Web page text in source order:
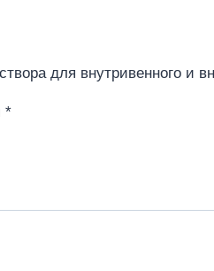
для внутривенного и
*